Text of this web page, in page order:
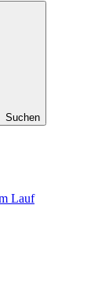
Suchen
Lauf